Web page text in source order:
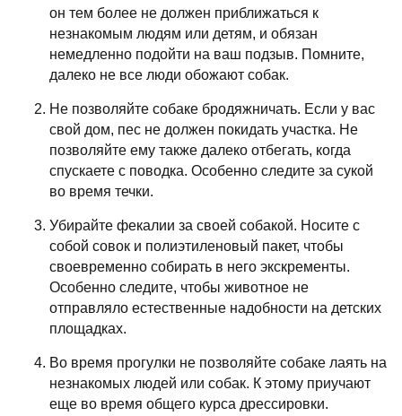
он тем более не должен приближаться к
незнакомым людям или детям, и обязан
немедленно подойти на ваш подзыв. Помните,
далеко не все люди обожают собак.
Не позволяйте собаке бродяжничать. Если у вас
свой дом, пес не должен покидать участка. Не
позволяйте ему также далеко отбегать, когда
спускаете с поводка. Особенно следите за сукой
во время течки.
Убирайте фекалии за своей собакой. Носите с
собой совок и полиэтиленовый пакет, чтобы
своевременно собирать в него экскременты.
Особенно следите, чтобы животное не
отправляло естественные надобности на детских
площадках.
Во время прогулки не позволяйте собаке лаять на
незнакомых людей или собак. К этому приучают
еще во время общего курса дрессировки.